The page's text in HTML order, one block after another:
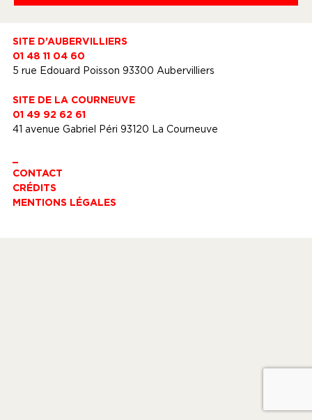
SITE D’AUBERVILLIERS
01 48 11 04 60
5 rue Edouard Poisson 93300 Aubervilliers
SITE DE LA COURNEUVE
01 49 92 62 61
41 avenue Gabriel Péri 93120 La Courneuve
CONTACT
CRÉDITS
MENTIONS LÉGALES